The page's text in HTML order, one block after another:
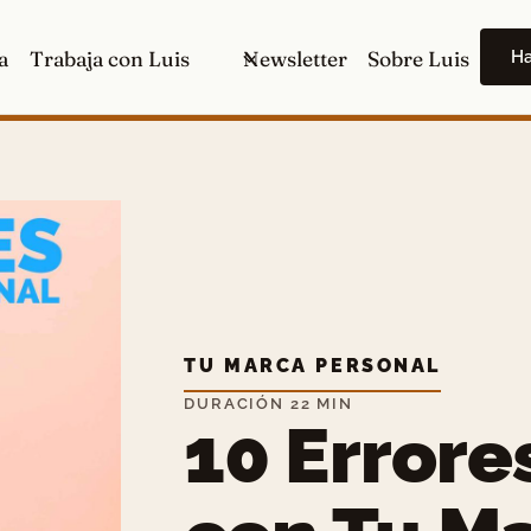
Trabaja con Luis Newsletter Sobre Luis
TU MARCA PERSONAL
DURACIÓN 22 MIN
10